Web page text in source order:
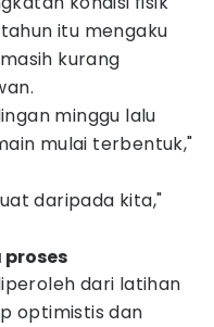
itu mengaku
kurang
minggu lalu
mulai terbentuk,"
daripada kita,"
proses
dari latihan
optimistis dan